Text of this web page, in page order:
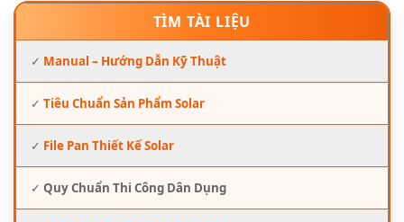
TÌM TÀI LIỆU
✓ Manual – Hướng Dẫn Kỹ Thuật
✓ Tiêu Chuẩn Sản Phẩm Solar
✓ File Pan Thiết Kế Solar
✓ Quy Chuẩn Thi Công Dân Dụng